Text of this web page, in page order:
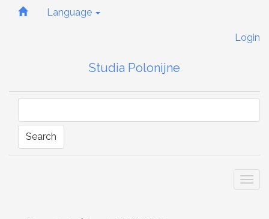
Quick
Main
Sidebar
Language
Login
Studia Polonijne
Search